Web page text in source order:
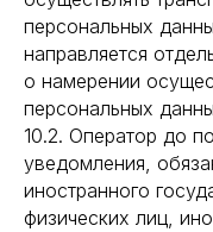
персональных
направляется
о намерении
персональных
10.2. Оператор до
уведомления,
иностранного
физических лиц,